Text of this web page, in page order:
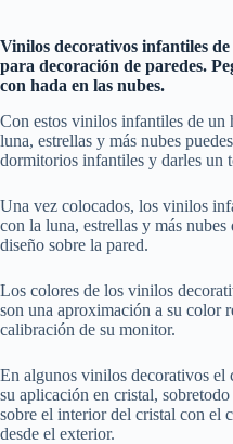
Vinilos decorativos infantiles
para decoración de paredes.
con hada en las nubes.
Con estos vinilos infantiles de un
luna, estrellas y más nubes
dormitorios infantiles y darles un
Una vez colocados, los vinilos
con la luna, estrellas y más
diseño sobre la pared.
Los colores de los vinilos
son una aproximación a su color
calibración de su monitor.
En algunos vinilos decorativos el
su aplicación en cristal,
sobre el interior del cristal con el
desde el exterior.